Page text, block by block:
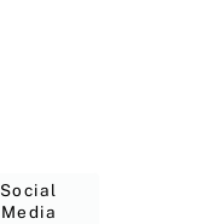
Social
Media